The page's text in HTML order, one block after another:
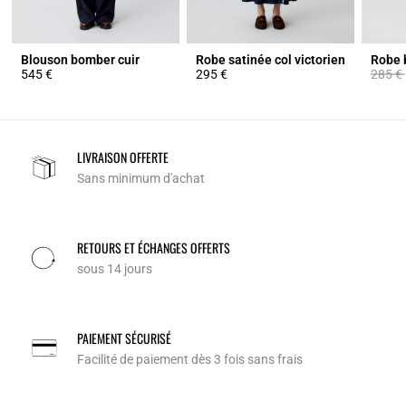
Blouson bomber cuir
545 €
Robe satinée col victorien
295 €
Prix
285 €
LIVRAISON OFFERTE
Sans minimum d'achat
RETOURS ET ÉCHANGES OFFERTS
sous 14 jours
PAIEMENT SÉCURISÉ
Facilité de paiement dès 3 fois sans frais